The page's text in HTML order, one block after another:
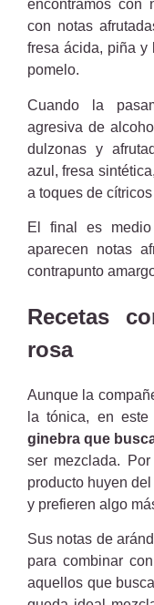
encontramos con
con notas
fresa ácida, piña y
pomelo.
Cuando la
agresiva de
dulzonas y
azul, fresa
a toques de
El final es
aparecen notas
contrapunto
Recetas
rosa
Aunque la
la tónica, en
ginebra que
ser mezclada.
producto huyen
y prefieren algo
Sus notas de
para combinar
aquellos que